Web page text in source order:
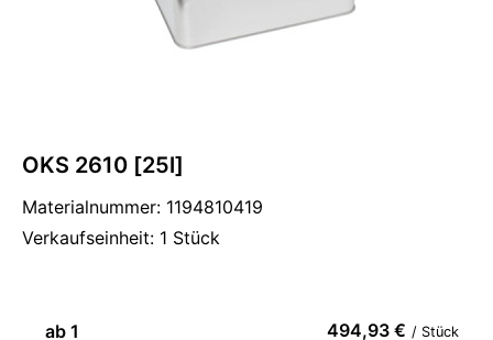
OKS 2610 [25l]
Materialnummer: 1194810419
Verkaufseinheit: 1 Stück
ab 1 494,93 € / Stück